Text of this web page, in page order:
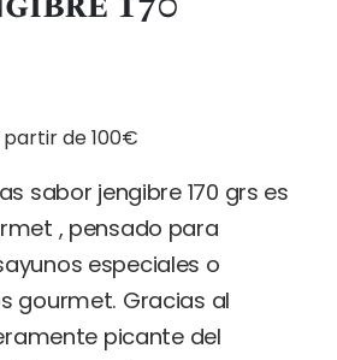
de 100€
sabor jengibre 170 grs es
, pensado para
especiales o
gourmet. Gracias al
picante del